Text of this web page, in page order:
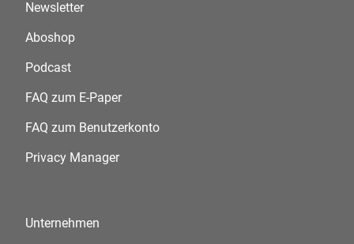
Newsletter
Aboshop
Podcast
FAQ zum E-Paper
FAQ zum Benutzerkonto
Privacy Manager
Unternehmen